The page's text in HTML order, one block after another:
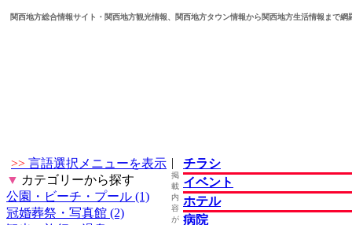
関西地方総合情報サイト・関西地方観光情報、関西地方タウン情報から関西地方生活情報まで網
>> 言語選択メニューを表示
▼ カテゴリーから探す
公園・ビーチ・プール (1)
冠婚葬祭・写真館 (2)
チラシ
イベント
ホテル
病院
|
掲
載
内
容
が